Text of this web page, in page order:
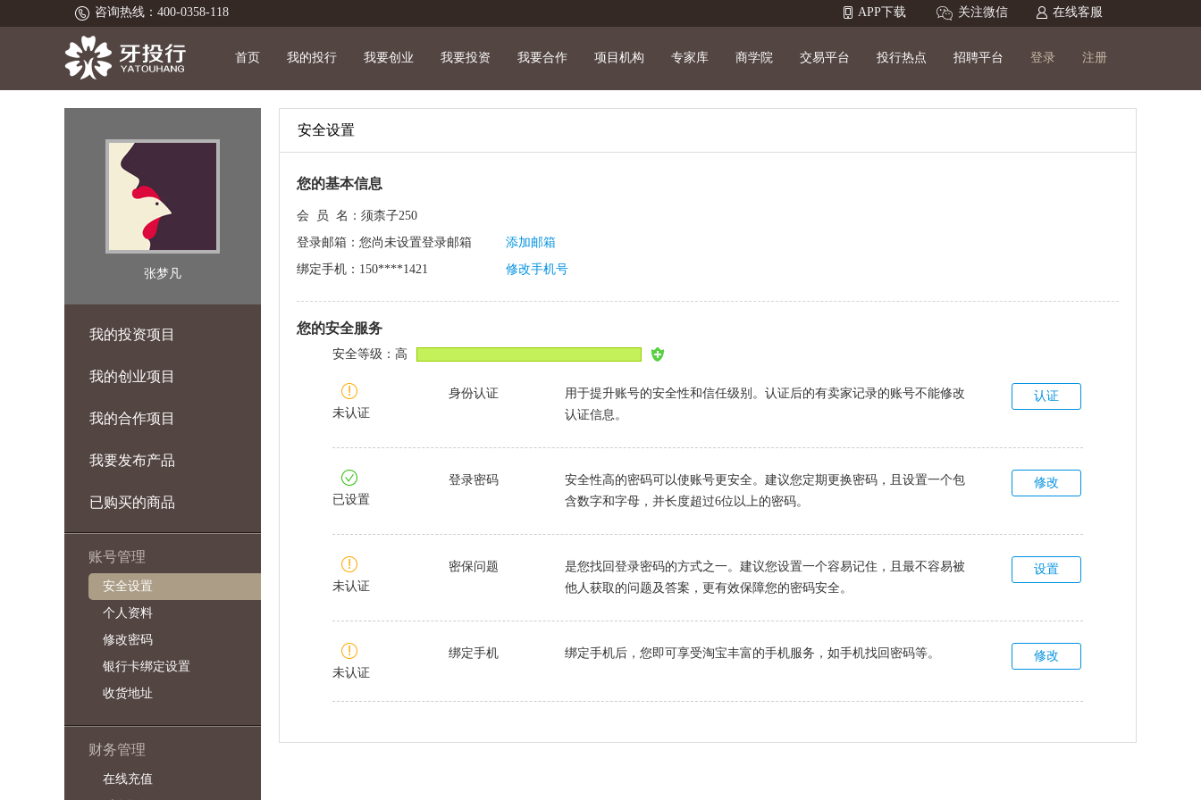
咨询热线：400-0358-118 APP下载 关注微信 在线客服
首页 我的投行 我要创业 我要投资 我要合作 项目机构 专家库 商学院 交易平台 投行热点 招聘平台 登录 注册
张梦凡
我的投资项目
我的创业项目
我的合作项目
我要发布产品
已购买的商品
账号管理
安全设置
个人资料
修改密码
银行卡绑定设置
收货地址
财务管理
在线充值
安全设置
您的基本信息
会 员 名：须柰子250
登录邮箱：您尚未设置登录邮箱
添加邮箱
绑定手机：150****1421
修改手机号
您的安全服务
安全等级： 高
未认证
身份认证
用于提升账号的安全性和信任级别。认证后的有卖家记录的账号不能修改
认证信息。
认证
已设置
登录密码
安全性高的密码可以使账号更安全。建议您定期更换密码，且设置一个包
含数字和字母，并长度超过6位以上的密码。
修改
未认证
密保问题
是您找回登录密码的方式之一。建议您设置一个容易记住，且最不容易被
他人获取的问题及答案，更有效保障您的密码安全。
设置
未认证
绑定手机 绑定手机后，您即可享受淘宝丰富的手机服务，如手机找回密码等。 修改